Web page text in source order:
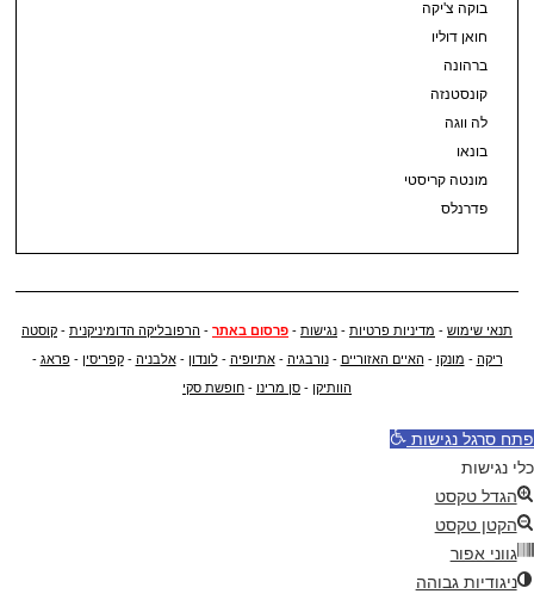
בוקה צ'יקה
חואן דוליו
ברהונה
קונסטנזה
לה ווגה
בונאו
מונטה קריסטי
פדרנלס
תנאי שימוש - מדיניות פרטיות - נגישות - פרסום באתר - הרפובליקה הדומיניקנית - קוסטה
ריקה - מונקו -האיים האזוריים -נורבגיה -אתיופיה -לונדון -אלבניה -קפריסין -פראג -
הוותיקן - סן מרינו - חופשת סקי
פתח סרגל נגישות
כלי נגישות
הגדל טקסט
הקטן טקסט
גווני אפור
ניגודיות גבוהה